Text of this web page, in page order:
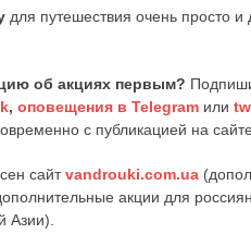
для путешествия очень просто и
об акциях первым?
, оповещения в Telegram или
с публикацией на
сайтvandrouki.com.ua
акции для
Азии).